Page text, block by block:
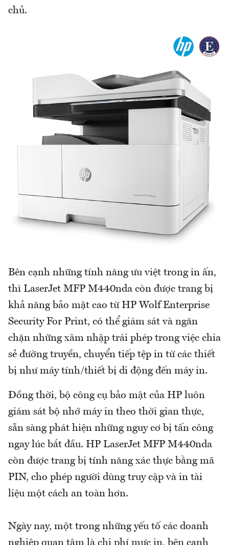
chủ.
Bên cạnh những tính năng ưu việt trong in ấn,
thì LaserJet MFP M440nda còn được trang bị
khả năng bảo mật cao từ HP Wolf Enterprise
Security For Print, có thể giám sát và ngăn
chặn những xâm nhập trái phép trong việc chia
sẻ đường truyền, chuyển tiếp tệp in từ các thiết
bị như máy tính/thiết bị di động đến máy in.
Đồng thời, bộ công cụ bảo mật của HP luôn
giám sát bộ nhớ máy in theo thời gian thực,
sẵn sàng phát hiện những nguy cơ bị tấn công
ngay lúc bắt đầu. HP LaserJet MFP M440nda
còn được trang bị tính năng xác thực bằng mã
PIN, cho phép người dùng truy cập và in tài
liệu một cách an toàn hơn.
Ngày nay, một trong những yếu tố các doanh
nghiệp quan tâm là chi phí mực in, bên cạnh